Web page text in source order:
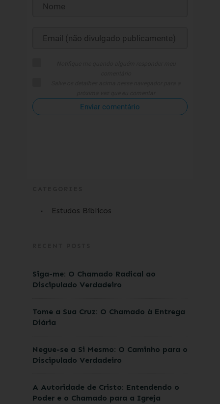
Enviar comentário
Estudos Bíblicos
Siga-me: O Chamado Radical ao
Discipulado Verdadeiro
Tome a Sua Cruz: O Chamado à Entrega
Diária
Negue-se a Si Mesmo: O Caminho para o
Discipulado Verdadeiro
A Autoridade de Cristo: Entendendo o
Poder e o Chamado para a Igreja